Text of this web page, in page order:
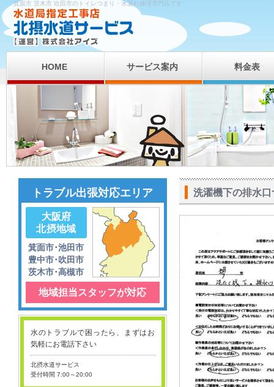
箕面市 茨木市 吹田市のトイレつまり・水漏れ修理専門店です
HOME サービス案内 料金表
トラブル出張対応エリア
大阪府
北摂地域
箕面市･池田市
豊中市･吹田市
茨木市･高槻市
地域担当スタッフが対応
水のトラブルで困ったら、まずはお
気軽にお電話下さい
北摂水道サービス
受付時間 7:00～20:00
洗濯機下の排水口